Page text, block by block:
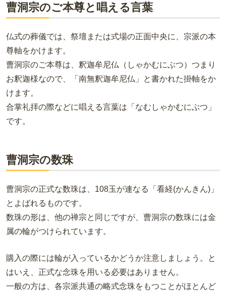
曹洞宗のご本尊と唱える言葉
仏式の葬儀では、祭壇または式場の正面中央に、宗派の本
尊軸をかけます。
曹洞宗のご本尊は、釈迦牟尼仏（しゃかむにぶつ）つまり
お釈迦様なので、「南無釈迦牟尼仏」と書かれた掛軸をか
けます。
合掌礼拝の際などに唱える言葉は「なむしゃかむにぶつ」
です。
曹洞宗の数珠
曹洞宗の正式な数珠は、108玉が連なる「看経(かんきん)」
とよばれるものです。
数珠の形は、他の禅宗と同じですが、曹洞宗の数珠には金
属の輪がつけられています。
購入の際には輪が入っているかどうか注意しましょう。と
はいえ、正式な念珠を用いる必要はありません。
一般の方は、各宗派共通の略式念珠をもつことがほとんど